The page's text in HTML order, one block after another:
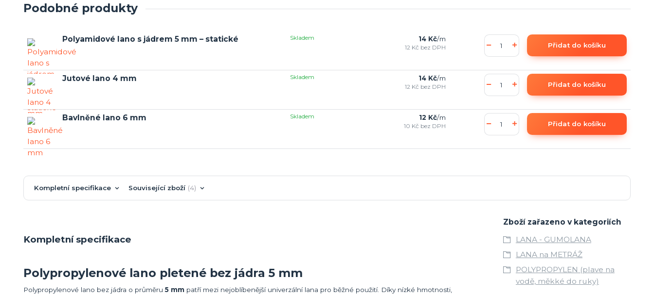
Podobné produkty
Polyamidové lano s jádrem 5 mm – statické 14 Kč/m
12 Kč bez DPH
Skladem
Přidat do košíku
Jutové lano 4 mm 14 Kč/m
12 Kč bez DPH
Skladem
Přidat do košíku
Bavlněné lano 6 mm 12 Kč/m
10 Kč bez DPH
Skladem
Přidat do košíku
Kompletní specifikace Související zboží 4
Kompletní specifikace
Polypropylenové lano pletené bez jádra 5 mm
Polypropylenové lano bez jádra o průměru5 mm patří mezi nejoblíbenější univerzální lana pro běžné použití. Díky nízké hmotnosti,
Zboží zařazeno v kategoriích
LANA - GUMOLANA
LANA na METRÁŽ
POLYPROPYLEN (plave na
vodě, měkké do ruky)